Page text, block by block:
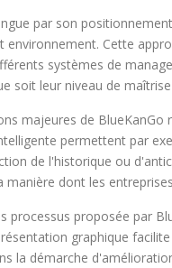
par son
environnement. Cette
systèmes de
soit leur niveau de
majeures de
permettent par
de l'historique ou
manière dont les
processus proposée par
graphique
la démarche